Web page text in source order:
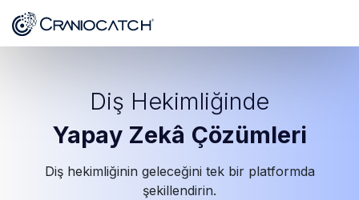
Diş Hekimliğinde
Yapay Zekâ Çözümleri
Diş hekimliğinin geleceğini tek bir platformda
şekillendirin.